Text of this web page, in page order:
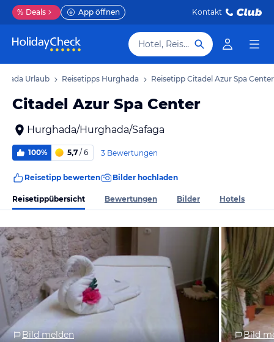
% Deals App öffnen Kontakt
Hotel, Reiseziel
Urlaub Reisetipps Hurghada Reisetipp Citadel Azur Spa Center
Citadel Azur Spa Center
Hurghada/Hurghada/Safaga
100% 5,7 / 6 3 Bewertungen
Reisetipp bewerten Bilder hochladen
Reisetippübersicht Bewertungen Bilder Hotels
Bild melden Bild